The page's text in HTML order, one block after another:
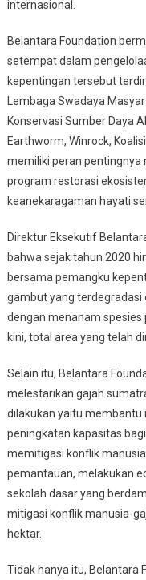
internasional.
Belantara Foundation
setempat dalam
kepentingan tersebut
Lembaga Swadaya
Konservasi Sumber Daya
Earthworm, Winrock,
memiliki peran pentingnya
program restorasi
keanekaragaman hayati
Direktur Eksekutif
bahwa sejak tahun 2020
bersama pemangku
gambut yang terdegradasi
dengan menanam spesies
kini, total area yang telah
Selain itu, Belantara
melestarikan gajah
dilakukan yaitu
peningkatan kapasitas
memitigasi konflik
pemantauan, melakukan
sekolah dasar yang
mitigasi konflik manusia-
hektar.
Tidak hanya itu, Belantara